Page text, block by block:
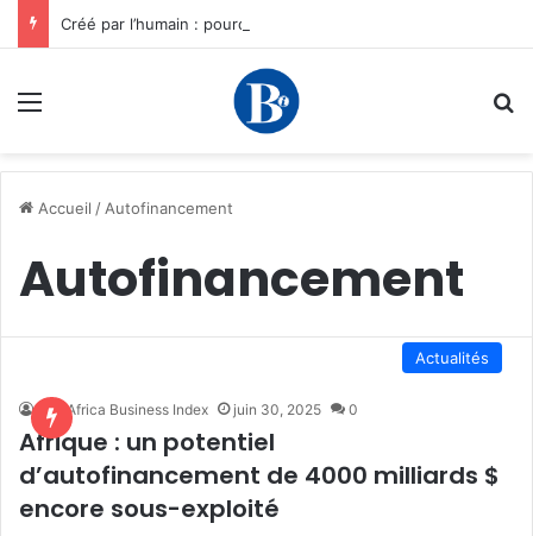
Accueil / Autofinancement
Autofinancement
Actualités
The Africa Business Index juin 30, 2025 0
Afrique : un potentiel
d’autofinancement de 4000 milliards $
encore sous-exploité